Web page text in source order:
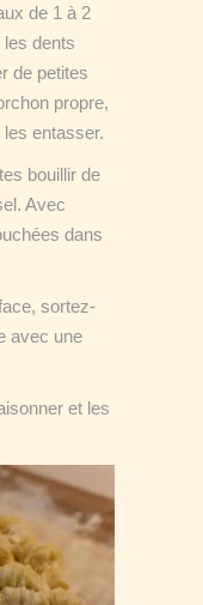
de 1 à 2
dents
de petites
propre,
entasser.
bouillir de
Avec
dans
sortez-
avec une
et les